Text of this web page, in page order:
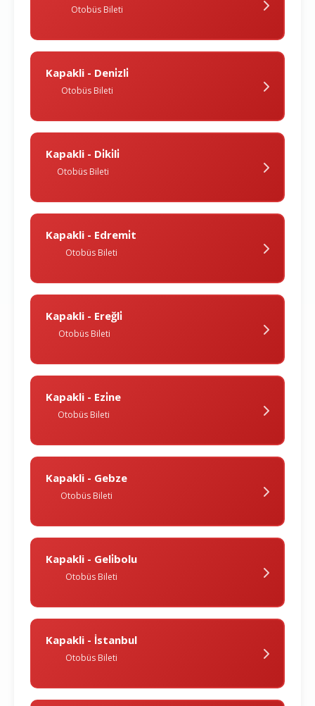
Otobüs Bileti
Kapakli - Deni̇zli̇
Otobüs Bileti
Kapakli - Di̇ki̇li̇
Otobüs Bileti
Kapakli - Edremi̇t
Otobüs Bileti
Kapakli - Ereğli̇
Otobüs Bileti
Kapakli - Ezi̇ne
Otobüs Bileti
Kapakli - Gebze
Otobüs Bileti
Kapakli - Geli̇bolu
Otobüs Bileti
Kapakli - İstanbul
Otobüs Bileti